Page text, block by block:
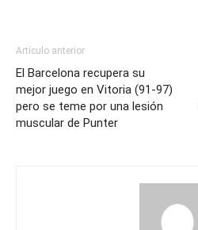
Artículo anterior
El Barcelona recupera su
mejor juego en Vitoria (91-97)
pero se teme por una lesión
muscular de Punter